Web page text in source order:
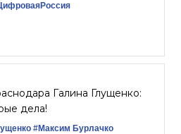
Галина Глущенко:
дела!
#Максим Бурлачко